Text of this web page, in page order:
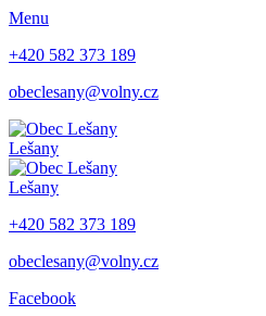
Menu
+420 582 373 189
obeclesany@volny.cz
Lešany
Lešany
+420 582 373 189
obeclesany@volny.cz
Facebook